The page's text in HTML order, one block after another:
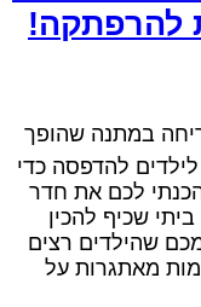
להרפתקה!
במתנה שהופך
להדפסה כדי
ב-5 דקות? הכנתי לכם את חדר
שכיף להכין
שהילדים רצים
מאתגרות על